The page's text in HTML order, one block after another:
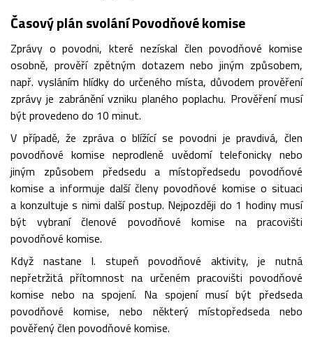
Časový plán svolání Povodňové komise
Zprávy o povodni, které nezískal člen povodňové komise
osobně, prověří zpětným dotazem nebo jiným způsobem,
např. vysláním hlídky do určeného místa, důvodem prověření
zprávy je zabránění vzniku planého poplachu. Prověření musí
být provedeno do 10 minut.
V případě, že zpráva o blížící se povodni je pravdivá, člen
povodňové komise neprodleně uvědomí telefonicky nebo
jiným způsobem předsedu a místopředsedu povodňové
komise a informuje další členy povodňové komise o situaci
a konzultuje s nimi další postup. Nejpozději do 1 hodiny musí
být vybraní členové povodňové komise na pracovišti
povodňové komise.
Když nastane I. stupeň povodňové aktivity, je nutná
nepřetržitá přítomnost na určeném pracovišti povodňové
komise nebo na spojení. Na spojení musí být předseda
povodňové komise, nebo některý místopředseda nebo
pověřený člen povodňové komise.